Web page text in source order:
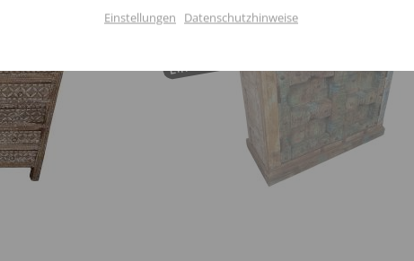
Einzelstück
Einstellungen speichern
Einstellungen Datenschutzhinweise